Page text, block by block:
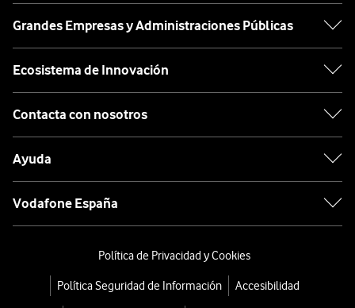
Grandes Empresas y Administraciones Públicas
Ecosistema de Innovación
Contacta con nosotros
Ayuda
Vodafone España
Política de Privacidad y Cookies
Política Seguridad de Información Accesibilidad